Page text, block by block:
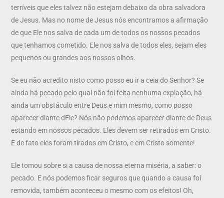
terríveis que eles talvez não estejam debaixo da obra salvadora
de Jesus. Mas no nome de Jesus nós encontramos a afirmação
de que Ele nos salva de cada um de todos os nossos pecados
que tenhamos cometido. Ele nos salva de todos eles, sejam eles
pequenos ou grandes aos nossos olhos.
Se eu não acredito nisto como posso eu ir a ceia do Senhor? Se
ainda há pecado pelo qual não foi feita nenhuma expiação, há
ainda um obstáculo entre Deus e mim mesmo, como posso
aparecer diante dEle? Nós não podemos aparecer diante de Deus
estando em nossos pecados. Eles devem ser retirados em Cristo.
E de fato eles foram tirados em Cristo, e em Cristo somente!
Ele tomou sobre si a causa de nossa eterna miséria, a saber: o
pecado. E nós podemos ficar seguros que quando a causa foi
removida, também aconteceu o mesmo com os efeitos! Oh,